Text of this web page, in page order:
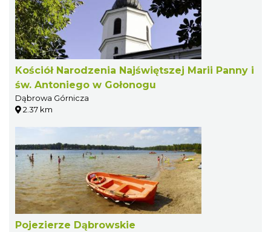
Kościół Narodzenia Najświętszej Marii Panny i
św. Antoniego w Gołonogu
Dąbrowa Górnicza
2.37 km
Pojezierze Dąbrowskie